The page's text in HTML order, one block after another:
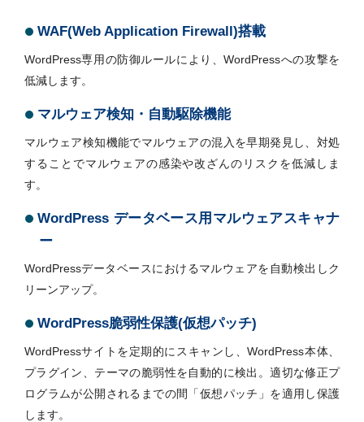
WAF(Web Application Firewall)搭載
WordPress専用の防御ルールにより、WordPressへの攻撃を
低減します。
マルウェア検知・自動駆除機能
マルウェア検知機能でマルウェアの混入を早期発見し、対処
することでマルウェアの感染や改ざんのリスクを低減しま
す。
WordPress データベース用マルウェアスキャナ
ー
WordPressデータベースにおけるマルウェアを自動検出しク
リーンアップ。
WordPress脆弱性保護(仮想パッチ)
WordPressサイトを定期的にスキャンし、WordPress本体、
プラグイン、テーマの脆弱性を自動的に検出。適切な修正プ
ログラムが公開されるまでの間「仮想パッチ」を適用し保護
します。